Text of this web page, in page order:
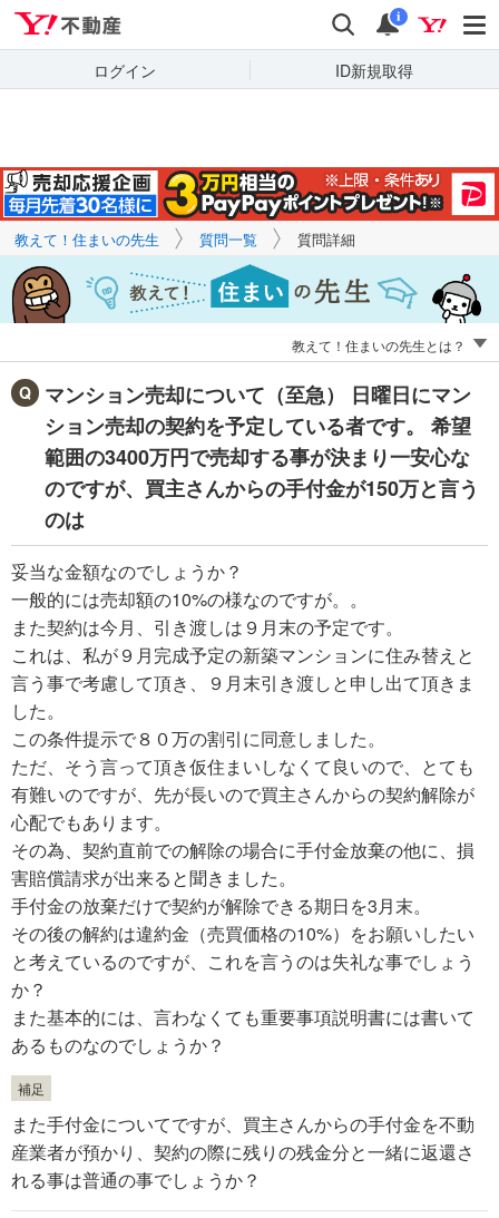
検索 通知
i
ログイン ID新規取得
キーワードで
質問を探す
教えて！住まいの先生 質問一覧 質問詳細
教えて！住まいの先生とは？
マンション売却について（至急） 日曜日にマン
ション売却の契約を予定している者です。 希望
範囲の3400万円で売却する事が決まり一安心な
のですが、買主さんからの手付金が150万と言う
のは
妥当な金額なのでしょうか？
一般的には売却額の10%の様なのですが。。
また契約は今月、引き渡しは９月末の予定です。
これは、私が９月完成予定の新築マンションに住み替えと
言う事で考慮して頂き、９月末引き渡しと申し出て頂きま
した。
この条件提示で８０万の割引に同意しました。
ただ、そう言って頂き仮住まいしなくて良いので、とても
有難いのですが、先が長いので買主さんからの契約解除が
心配でもあります。
その為、契約直前での解除の場合に手付金放棄の他に、損
害賠償請求が出来ると聞きました。
手付金の放棄だけで契約が解除できる期日を3月末。
その後の解約は違約金（売買価格の10%）をお願いしたい
と考えているのですが、これを言うのは失礼な事でしょう
か？
また基本的には、言わなくても重要事項説明書には書いて
あるものなのでしょうか？
補足
また手付金についてですが、買主さんからの手付金を不動
産業者が預かり、契約の際に残りの残金分と一緒に返還さ
れる事は普通の事でしょうか？